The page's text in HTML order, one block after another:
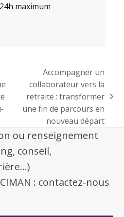
maximum
Accompagner un
collaborateur vers la
retraite : transformer
une fin de parcours en
nouveau départ
ou renseignement
conseil,
: contactez-nous